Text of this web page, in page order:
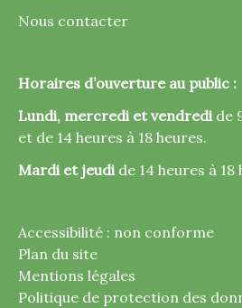
Nous contacter
Horaires d’ouverture au public :
Lundi, mercredi et vendredi de
et de 14 heures à 18 heures.
Mardi et jeudi de 14 heures à 18
Accessibilité : non conforme
Plan du site
Mentions légales
Politique de protection des